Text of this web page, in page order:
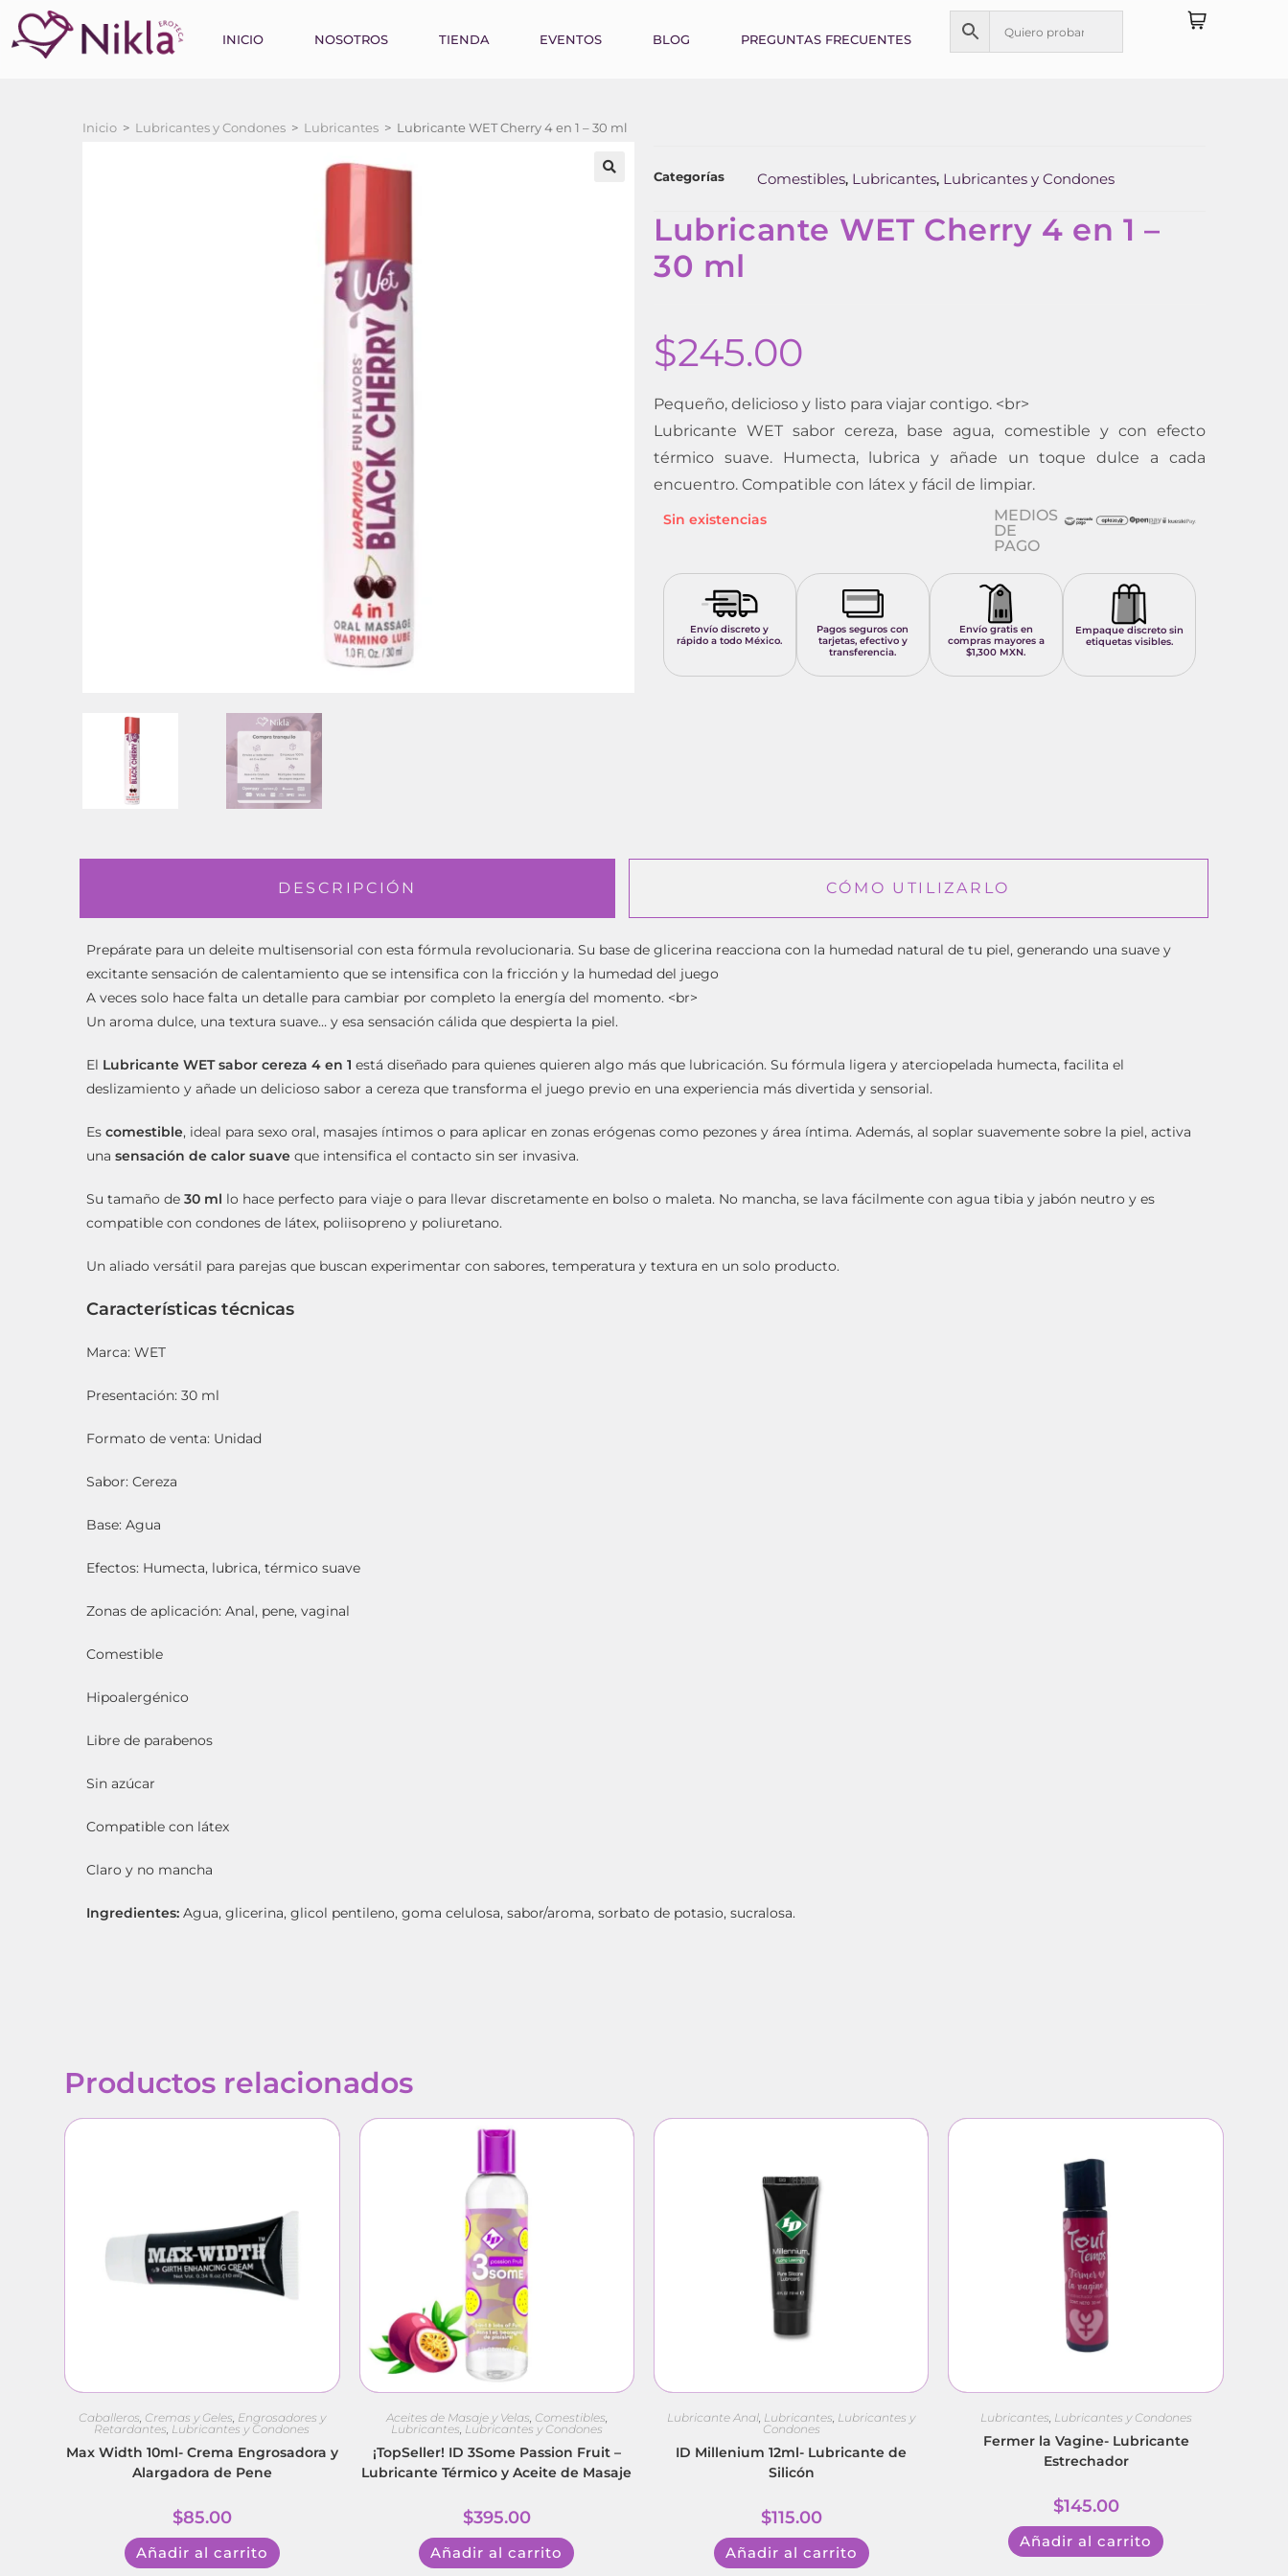
INICIO NOSOTROS TIENDA EVENTOS BLOG PREGUNTAS FRECUENTES
Inicio > Lubricantes y Condones > Lubricantes > Lubricante WET Cherry 4 en 1 – 30 ml
Categorías Comestibles, Lubricantes, Lubricantes y Condones
Lubricante WET Cherry 4 en 1 –
30 ml
$245.00
Pequeño, delicioso y listo para viajar contigo. <br>
Lubricante WET sabor cereza, base agua, comestible y con efecto
térmico suave. Humecta, lubrica y añade un toque dulce a cada
encuentro. Compatible con látex y fácil de limpiar.
Sin existencias
MEDIOS
DE
PAGO
Envío discreto y
rápido a todo México.
Pagos seguros con
tarjetas, efectivo y
transferencia.
Envío gratis en
compras mayores a
$1,300 MXN.
Empaque discreto sin
etiquetas visibles.
DESCRIPCIÓN CÓMO UTILIZARLO
Prepárate para un deleite multisensorial con esta fórmula revolucionaria. Su base de glicerina reacciona con la humedad natural de tu piel, generando una suave y
excitante sensación de calentamiento que se intensifica con la fricción y la humedad del juego
A veces solo hace falta un detalle para cambiar por completo la energía del momento. <br>
Un aroma dulce, una textura suave… y esa sensación cálida que despierta la piel.
El Lubricante WET sabor cereza 4 en 1 está diseñado para quienes quieren algo más que lubricación. Su fórmula ligera y aterciopelada humecta, facilita el
deslizamiento y añade un delicioso sabor a cereza que transforma el juego previo en una experiencia más divertida y sensorial.
Escomestible, ideal para sexo oral, masajes íntimos o para aplicar en zonas erógenas como pezones y área íntima. Además, al soplar suavemente sobre la piel, activa
unasensación de calor suave que intensifica el contacto sin ser invasiva.
Su tamaño de30 ml lo hace perfecto para viaje o para llevar discretamente en bolso o maleta. No mancha, se lava fácilmente con agua tibia y jabón neutro y es
compatible con condones de látex, poliisopreno y poliuretano.
Un aliado versátil para parejas que buscan experimentar con sabores, temperatura y textura en un solo producto.
Características técnicas
Marca: WET
Presentación: 30 ml
Formato de venta: Unidad
Sabor: Cereza
Base: Agua
Efectos: Humecta, lubrica, térmico suave
Zonas de aplicación: Anal, pene, vaginal
Comestible
Hipoalergénico
Libre de parabenos
Sin azúcar
Compatible con látex
Claro y no mancha
Ingredientes: Agua, glicerina, glicol pentileno, goma celulosa, sabor/aroma, sorbato de potasio, sucralosa.
Productos relacionados
Caballeros, Cremas y Geles, Engrosadores y
Retardantes, Lubricantes y Condones
Max Width 10ml- Crema Engrosadora y
Alargadora de Pene
$85.00
Añadir al carrito
Aceites de Masaje y Velas, Comestibles,
Lubricantes, Lubricantes y Condones
¡TopSeller! ID 3Some Passion Fruit –
Lubricante Térmico y Aceite de Masaje
$395.00
Añadir al carrito
Lubricante Anal, Lubricantes, Lubricantes y
Condones
ID Millenium 12ml- Lubricante de
Silicón
$115.00
Añadir al carrito
Lubricantes, Lubricantes y Condones
Fermer la Vagine- Lubricante
Estrechador
$145.00
Añadir al carrito